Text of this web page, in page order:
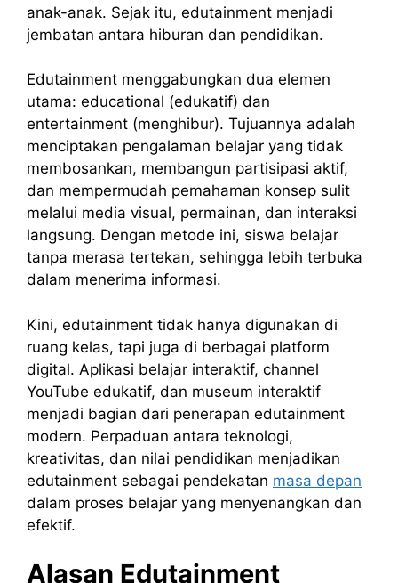
anak-anak. Sejak itu, edutainment menjadi
jembatan antara hiburan dan pendidikan.
Edutainment menggabungkan dua elemen
utama: educational (edukatif) dan
entertainment (menghibur). Tujuannya adalah
menciptakan pengalaman belajar yang tidak
membosankan, membangun partisipasi aktif,
dan mempermudah pemahaman konsep sulit
melalui media visual, permainan, dan interaksi
langsung. Dengan metode ini, siswa belajar
tanpa merasa tertekan, sehingga lebih terbuka
dalam menerima informasi.
Kini, edutainment tidak hanya digunakan di
ruang kelas, tapi juga di berbagai platform
digital. Aplikasi belajar interaktif, channel
YouTube edukatif, dan museum interaktif
menjadi bagian dari penerapan edutainment
modern. Perpaduan antara teknologi,
kreativitas, dan nilai pendidikan menjadikan
edutainment sebagai pendekatan masa depan
dalam proses belajar yang menyenangkan dan
efektif.
Alasan Edutainment